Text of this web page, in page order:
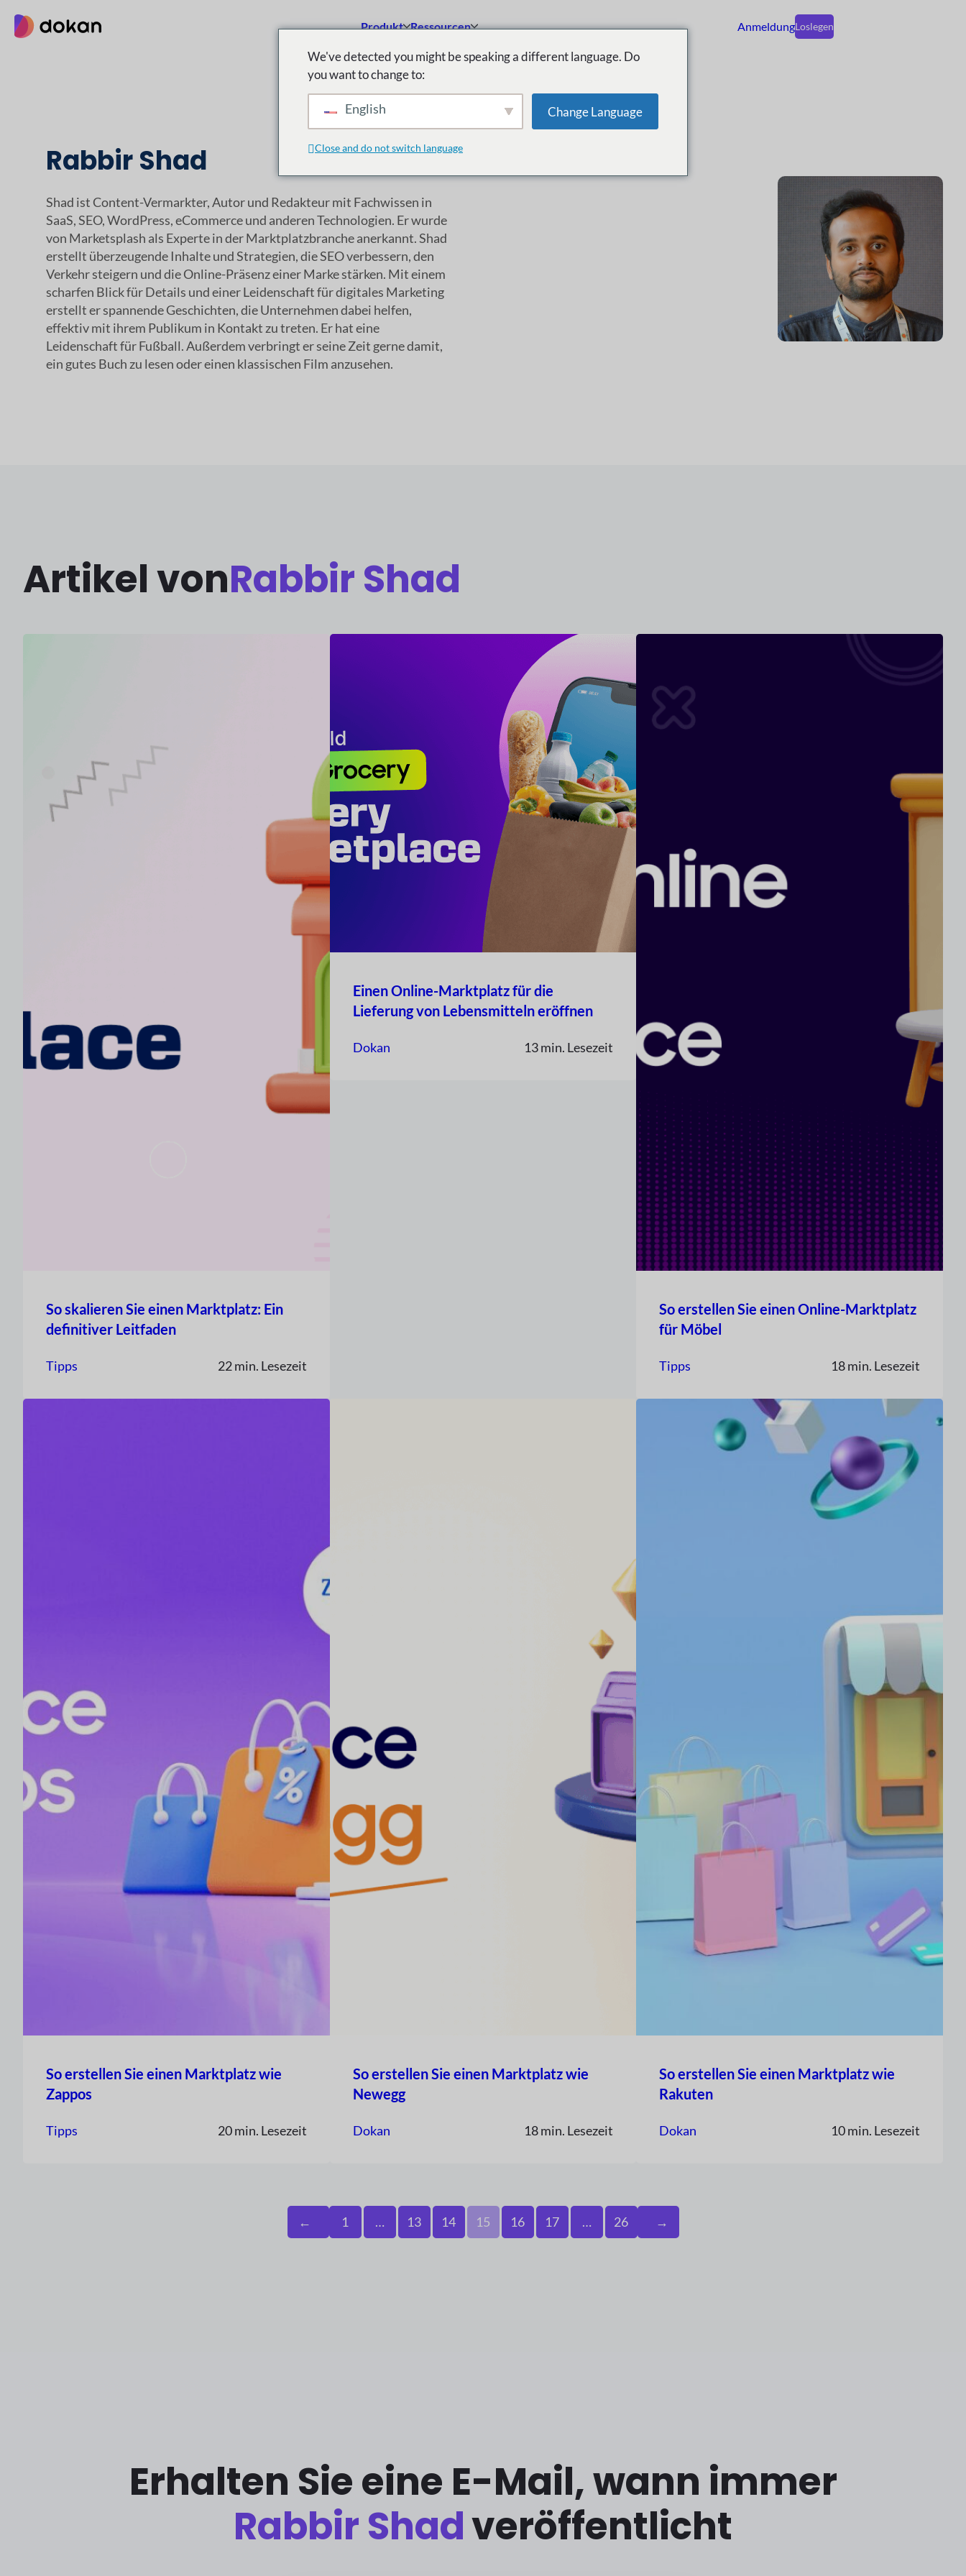
Inhalt
Produkt Ressourcen AnmeldungLoslegen
Rabbir Shad
Shad ist Content-Vermarkter, Autor und Redakteur mit Fachwissen in
SaaS, SEO, WordPress, eCommerce und anderen Technologien. Er wurde
von Marketsplash als Experte in der Marktplatzbranche anerkannt. Shad
erstellt überzeugende Inhalte und Strategien, die SEO verbessern, den
Verkehr steigern und die Online-Präsenz einer Marke stärken. Mit einem
scharfen Blick für Details und einer Leidenschaft für digitales Marketing
erstellt er spannende Geschichten, die Unternehmen dabei helfen,
effektiv mit ihrem Publikum in Kontakt zu treten. Er hat eine
Leidenschaft für Fußball. Außerdem verbringt er seine Zeit gerne damit,
ein gutes Buch zu lesen oder einen klassischen Film anzusehen.
Artikel vonRabbir Shad
So skalieren Sie einen Marktplatz: Ein
definitiver Leitfaden
Tipps 22 min. Lesezeit
Einen Online-Marktplatz für die
Lieferung von Lebensmitteln eröffnen
Dokan 13 min. Lesezeit
So erstellen Sie einen Online-Marktplatz
für Möbel
Tipps 18 min. Lesezeit
So erstellen Sie einen Marktplatz wie
Zappos
Tipps 20 min. Lesezeit
So erstellen Sie einen Marktplatz wie
Newegg
Dokan 18 min. Lesezeit
So erstellen Sie einen Marktplatz wie
Rakuten
Dokan 10 min. Lesezeit
← 1 … 13 14 15 16 17 … 26 →
Erhalten Sie eine E-Mail, wann immer
Rabbir Shadveröffentlicht
We've detected you might be speaking a different language. Do
you want to change to:
English Change Language
Close and do not switch language